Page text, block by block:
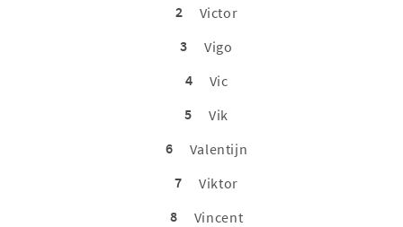
2
Victor
3
Vigo
4
Vic
5
Vik
6
Valentijn
7
Viktor
8
Vincent